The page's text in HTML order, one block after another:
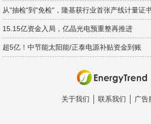
从"抽检"到"免检"，隆基获行业首张产线计量证
15.15亿资金入局，亿晶光电预重整再推进
超5亿！中节能太阳能/正泰电源补贴资金到账
关于我们 联系我们 广告